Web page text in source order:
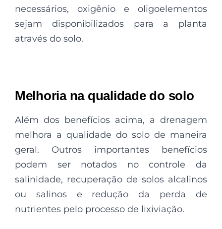
necessários, oxigênio e oligoelementos
sejam disponibilizados para a planta
através do solo.
Melhoria na qualidade do solo
Além dos benefícios acima, a drenagem
melhora a qualidade do solo de maneira
geral. Outros importantes benefícios
podem ser notados no controle da
salinidade, recuperação de solos alcalinos
ou salinos e redução da perda de
nutrientes pelo processo de lixiviação.